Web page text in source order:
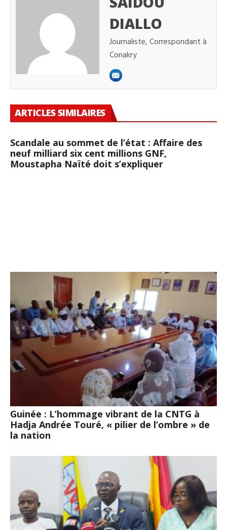
DIALLO
Journaliste, Correspondant à
Conakry
ARTICLES SIMILAIRES
Scandale au sommet de l’état : Affaire des
neuf milliard six cent millions GNF,
Moustapha Naïté doit s’expliquer
Guinée : L’hommage vibrant de la CNTG à
Hadja Andrée Touré, « pilier de l’ombre » de
la nation